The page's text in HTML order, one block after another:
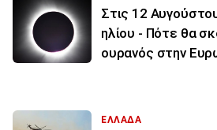
Στις 12
ηλίου - Πότε θα
ουρανός στην
ΕΛΛΑΔΑ